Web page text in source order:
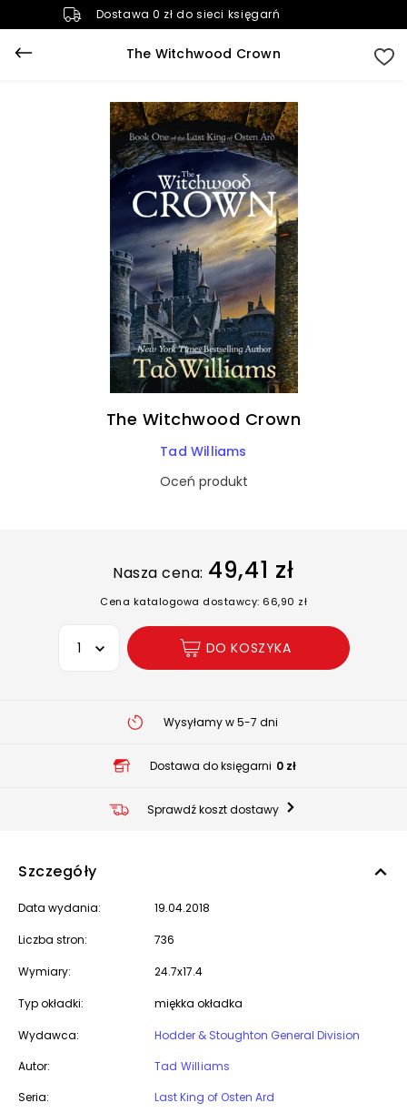
Dostawa 0 zł do sieci księgarń
The Witchwood Crown
The Witchwood Crown
Tad Williams
Oceń produkt
Nasza cena: 49,41 zł
Cena katalogowa dostawcy: 66,90 zł
Wybierz opcję
DO KOSZYKA
Wysyłamy w 5-7 dni
Dostawa do księgarni 0 zł
Sprawdź koszt dostawy
Szczegóły
Data wydania: 19.04.2018
Liczba stron: 736
Wymiary: 24.7x17.4
Typ okładki: miękka okładka
Wydawca:
Hodder & Stoughton General Division
Autor:
Tad Williams
Seria:
Last King of Osten Ard